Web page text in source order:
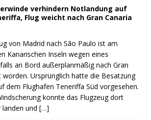
verhindern Notlandung auf
Flug weicht nach Gran Canaria
von Madrid nach São Paulo ist am
Kanarischen Inseln wegen eines
an Bord außerplanmäßig nach Gran
worden. Ursprünglich hatte die Besatzung
dem Flughafen Teneriffa Süd vorgesehen.
konnte das Flugzeug dort
und […]